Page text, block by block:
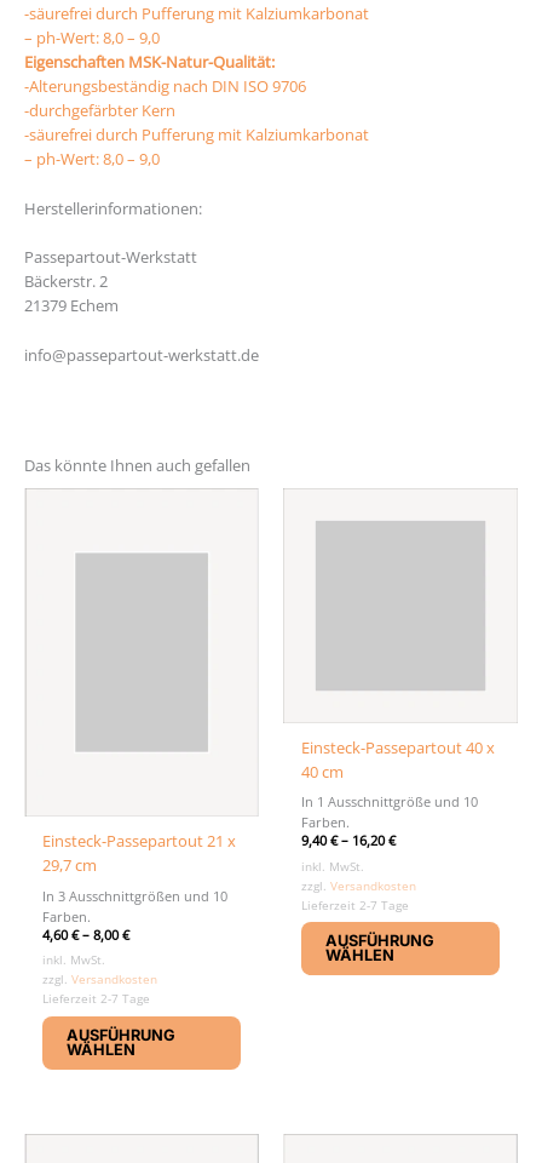
-säurefrei durch Pufferung mit Kalziumkarbonat
– ph-Wert: 8,0 – 9,0
Eigenschaften MSK-Natur-Qualität:
-Alterungsbeständig nach DIN ISO 9706
-durchgefärbter Kern
-säurefrei durch Pufferung mit Kalziumkarbonat
– ph-Wert: 8,0 – 9,0
Herstellerinformationen:
Passepartout-Werkstatt
Bäckerstr. 2
21379 Echem
info@passepartout-werkstatt.de
Das könnte Ihnen auch gefallen
Einsteck-Passepartout 21 x
29,7 cm
In 3 Ausschnittgrößen und 10
Farben.
4,60€–8,00€
inkl. MwSt.
zzgl.Versandkosten
Lieferzeit 2-7 Tage
AUSFÜHRUNG
WÄHLEN
Dieses
weist
auf.
Einsteck-Passepartout 40 x
40 cm
In 1 Ausschnittgröße und 10
Farben.
9,40€– 16,20€
inkl. MwSt.
zzgl.Versandkosten
Lieferzeit 2-7 Tage
AUSFÜHRUNG
WÄHLEN
weist